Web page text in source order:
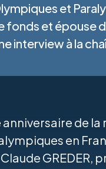
et
fonds et épouse
interview à la
anniversaire de
en
GREDER,